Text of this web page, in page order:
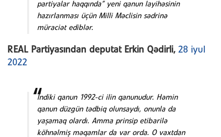
partiyalar haqqında” yeni qanun layihəsinin
hazırlanması üçün Milli Məclisin sədrinə
müraciət ediblər.
REAL Partiyasından deputat Erkin Qədirli, 28 iyul
2022
İndiki qanun 1992-ci ilin qanunudur. Həmin
qanun düzgün tədbiq olunsaydı, onunla da
yaşamaq olardı. Amma prinsip etibarilə
köhnəlmiş məqamlar da var orda. O vaxtdan